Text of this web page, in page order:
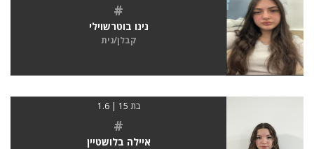
#
נינו בוטרשוילי
קבלן/נית
בת 15 | 1.6
#
איילה בלושטיין